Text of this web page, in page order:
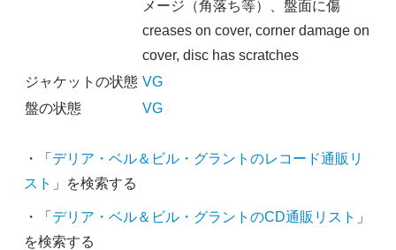
メージ（角落ち等）、盤面に傷
creases on cover, corner damage on
cover, disc has scratches
ジャケットの状態 VG
盤の状態
VG
・「 デリア・ベル＆ビル・グラントのレコード通販リ
スト 」を検索する
・「 デリア・ベル＆ビル・グラントのCD通販リスト 」
を検索する